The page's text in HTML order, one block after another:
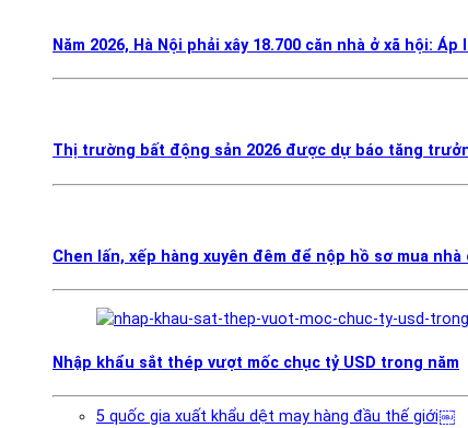
Năm 2026, Hà Nội phải xây 18.700 căn nhà ở xã hội:
Thị trường bất động sản 2026 được dự báo tăng
Chen lấn, xếp hàng xuyên đêm để nộp hồ sơ mua nhà
Nhập khẩu sắt thép vượt mốc chục tỷ USD trong năm
5 quốc gia xuất khẩu dệt may hàng đầu thế giới￼